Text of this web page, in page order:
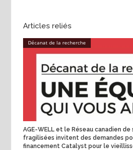
Articles reliés
Décanat de la recherche
AGE-WELL et le Réseau canadien de
fragilisées invitent des demandes
financement Catalyst pour le